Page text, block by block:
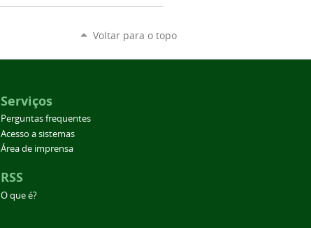
Voltar para o topo
Serviços
Perguntas frequentes
Acesso a sistemas
Área de imprensa
RSS
O que é?